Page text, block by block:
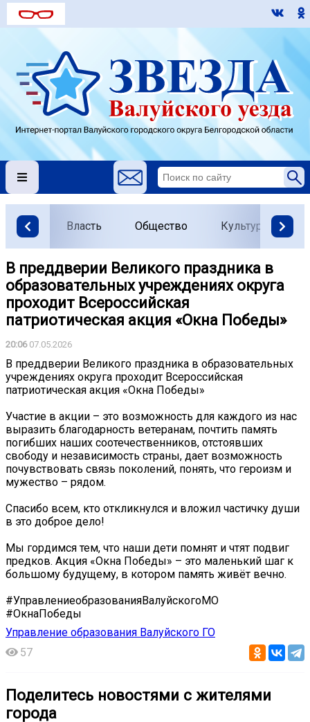
Власть Общество Культура
В преддверии Великого праздника в
образовательных учреждениях округа
проходит Всероссийская
патриотическая акция «Окна Победы»
20:0607.05.2026
В преддверии Великого праздника в образовательных
учреждениях округа проходит Всероссийская
патриотическая акция «Окна Победы»
Участие в акции – это возможность для каждого из нас
выразить благодарность ветеранам, почтить память
погибших наших соотечественников, отстоявших
свободу и независимость страны, дает возможность
почувствовать связь поколений, понять, что героизм и
мужество – рядом.
Спасибо всем, кто откликнулся и вложил частичку души
в это доброе дело!
Мы гордимся тем, что наши дети помнят и чтят подвиг
предков. Акция «Окна Победы» – это маленький шаг к
большому будущему, в котором память живёт вечно.
#УправлениеобразованияВалуйскогоМО
#ОкнаПобеды
Управление образования Валуйского ГО
57
Поделитесь новостями с жителями
города